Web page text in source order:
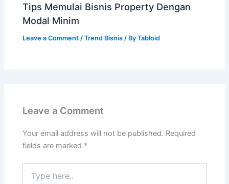
Tips Memulai Bisnis Property Dengan
Modal Minim
Leave a Comment /Trend Bisnis / ByTabloid
Leave a Comment
Your email address will not be published. Required
fields are marked *
here..